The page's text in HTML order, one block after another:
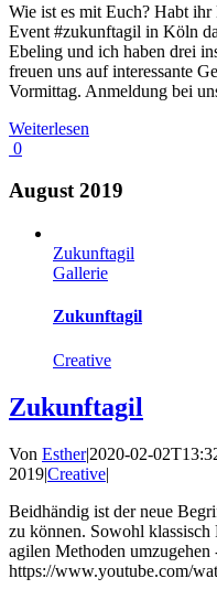
Wie ist es mit Euch? Habt ihr
Event #zukunftagil in Köln
Ebeling und ich haben drei
freuen uns auf interessante
Vormittag. Anmeldung bei
Weiterlesen
0
August 2019
Zukunftagil
Gallerie
Zukunftagil
Creative
Zukunftagil
Von Esther|2020-02-
2019|Creative|
Beidhändig ist der neue
zu können. Sowohl klassisch
agilen Methoden
https://www.youtube.com/